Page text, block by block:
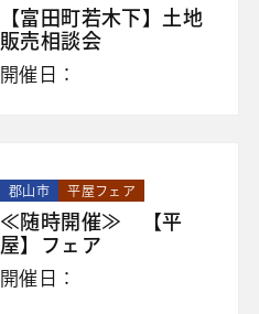
【富田町若木下】土地
販売相談会
開催日：
郡山市 平屋フェア
≪随時開催≫ 【平
屋】フェア
開催日：